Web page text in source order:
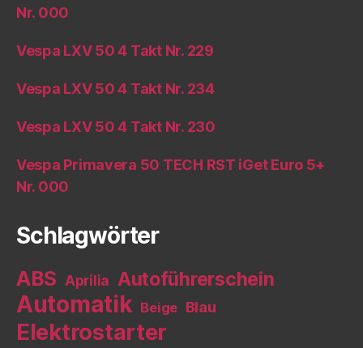
Nr. 000
Vespa LXV 50 4 Takt Nr. 229
Vespa LXV 50 4 Takt Nr. 234
Vespa LXV 50 4 Takt Nr. 230
Vespa Primavera 50 TECH RST iGet Euro 5+
Nr. 000
Schlagwörter
ABS Aprilia Autoführerschein
Automatik Beige Blau
Elektrostarter